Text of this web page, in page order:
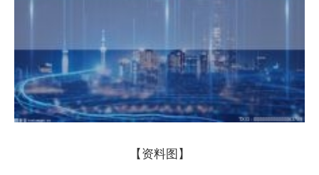
【资料图】